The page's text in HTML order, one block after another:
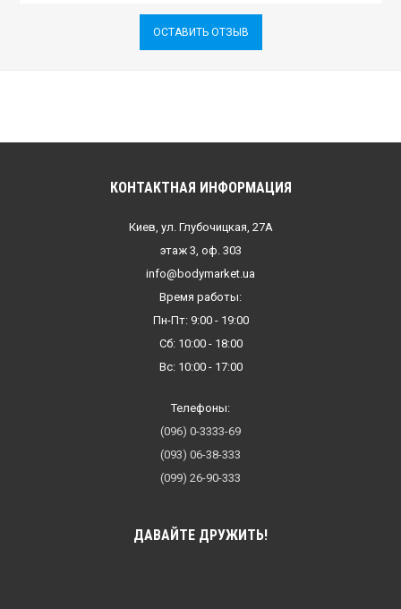
ОСТАВИТЬ ОТЗЫВ
КОНТАКТНАЯ ИНФОРМАЦИЯ
Киев, ул. Глубочицкая, 27А
этаж 3, оф. 303
info@bodymarket.ua
Время работы:
Пн-Пт: 9:00 - 19:00
Сб: 10:00 - 18:00
Вс: 10:00 - 17:00
Телефоны:
(096) 0-3333-69
(093) 06-38-333
(099) 26-90-333
ДАВАЙТЕ ДРУЖИТЬ!